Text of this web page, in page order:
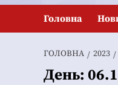
Головна
ГОЛОВНА 2023
День: